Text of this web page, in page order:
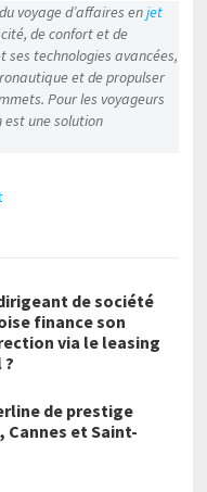
voyage d’affaires enjet
de confort et de
ses technologies avancées,
et de propulser
Pour les voyageurs
est une solution
de société
finance son
via le leasing
de prestige
Cannes et Saint-